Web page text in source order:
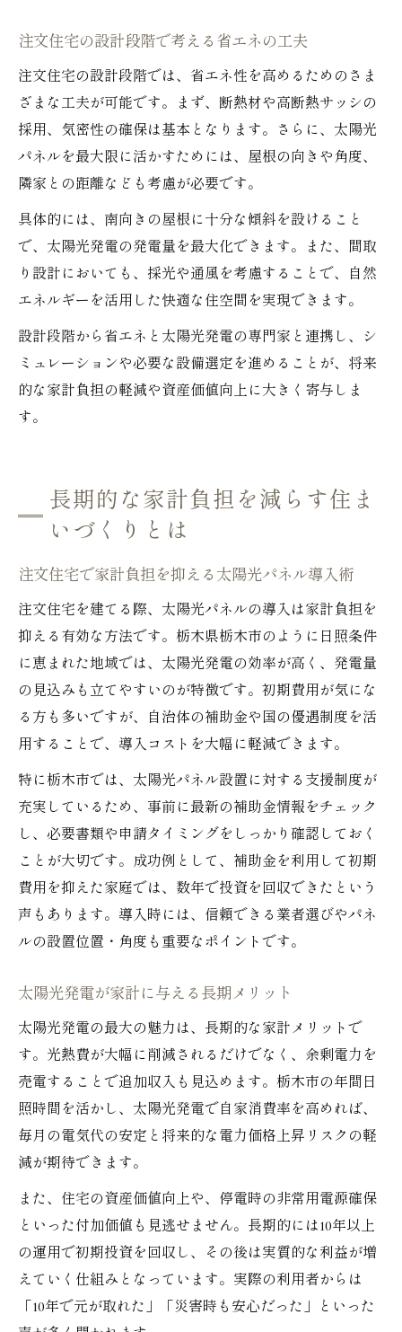
注文住宅の設計段階で考える省エネの工夫
注文住宅の設計段階では、省エネ性を高めるためのさま
ざまな工夫が可能です。まず、断熱材や高断熱サッシの
採用、気密性の確保は基本となります。さらに、太陽光
パネルを最大限に活かすためには、屋根の向きや角度、
隣家との距離なども考慮が必要です。
具体的には、南向きの屋根に十分な傾斜を設けること
で、太陽光発電の発電量を最大化できます。また、間取
り設計においても、採光や通風を考慮することで、自然
エネルギーを活用した快適な住空間を実現できます。
設計段階から省エネと太陽光発電の専門家と連携し、シ
ミュレーションや必要な設備選定を進めることが、将来
的な家計負担の軽減や資産価値向上に大きく寄与しま
す。
長期的な家計負担を減らす住ま
いづくりとは
注文住宅で家計負担を抑える太陽光パネル導入術
注文住宅を建てる際、太陽光パネルの導入は家計負担を
抑える有効な方法です。栃木県栃木市のように日照条件
に恵まれた地域では、太陽光発電の効率が高く、発電量
の見込みも立てやすいのが特徴です。初期費用が気にな
る方も多いですが、自治体の補助金や国の優遇制度を活
用することで、導入コストを大幅に軽減できます。
特に栃木市では、太陽光パネル設置に対する支援制度が
充実しているため、事前に最新の補助金情報をチェック
し、必要書類や申請タイミングをしっかり確認しておく
ことが大切です。成功例として、補助金を利用して初期
費用を抑えた家庭では、数年で投資を回収できたという
声もあります。導入時には、信頼できる業者選びやパネ
ルの設置位置・角度も重要なポイントです。
太陽光発電が家計に与える長期メリット
太陽光発電の最大の魅力は、長期的な家計メリットで
す。光熱費が大幅に削減されるだけでなく、余剰電力を
売電することで追加収入も見込めます。栃木市の年間日
照時間を活かし、太陽光発電で自家消費率を高めれば、
毎月の電気代の安定と将来的な電力価格上昇リスクの軽
減が期待できます。
また、住宅の資産価値向上や、停電時の非常用電源確保
といった付加価値も見逃せません。長期的には10年以上
の運用で初期投資を回収し、その後は実質的な利益が増
えていく仕組みとなっています。実際の利用者からは
「10年で元が取れた」「災害時も安心だった」といった